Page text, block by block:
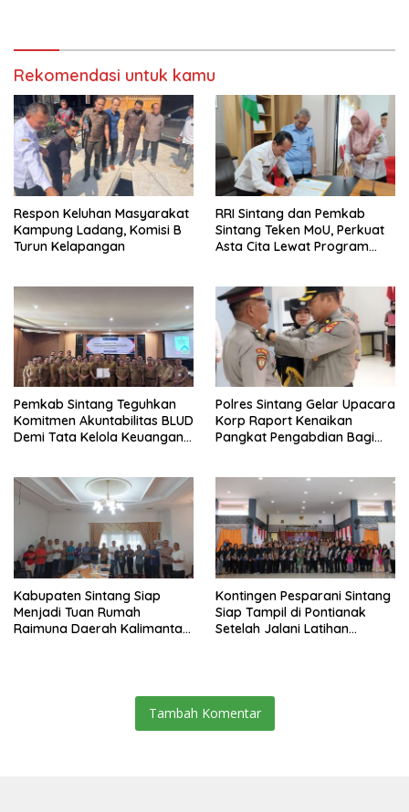
Rekomendasi untuk kamu
Respon Keluhan Masyarakat
Kampung Ladang, Komisi B
Turun Kelapangan
RRI Sintang dan Pemkab
Sintang Teken MoU, Perkuat
Asta Cita Lewat Program
Pemkab Sintang Teguhkan
Komitmen Akuntabilitas BLUD
Demi Tata Kelola Keuangan
Polres Sintang Gelar Upacara
Korp Raport Kenaikan
Pangkat Pengabdian Bagi
Kabupaten Sintang Siap
Menjadi Tuan Rumah
Raimuna Daerah Kalimantan
Kontingen Pesparani Sintang
Siap Tampil di Pontianak
Setelah Jalani Latihan
Tambah Komentar